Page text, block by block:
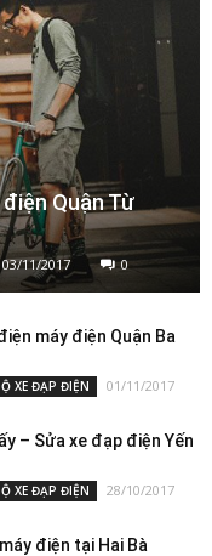
Quận Từ
03/11/2017 0
máy điện Quận Ba
XE ĐẠP ĐIỆN 01/11/2017
– Sửa xe đạp điện Yến
XE ĐẠP ĐIỆN 28/10/2017
điện tại Hai Bà